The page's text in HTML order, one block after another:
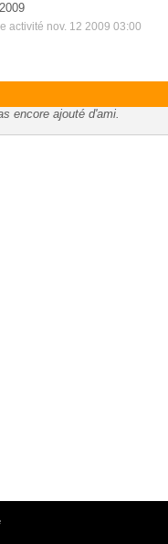
activité nov. 12 2009 03:00
encore ajouté d'ami.